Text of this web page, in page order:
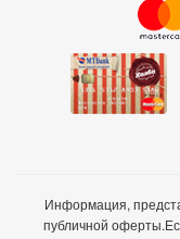
Информация,
публичной оферты.